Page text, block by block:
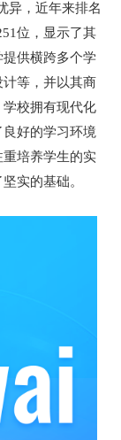
异，近年来排名
位，显示了其
供横跨多个学
等，并以其商
校拥有现代化
好的学习环境
培养学生的实
实的基础。